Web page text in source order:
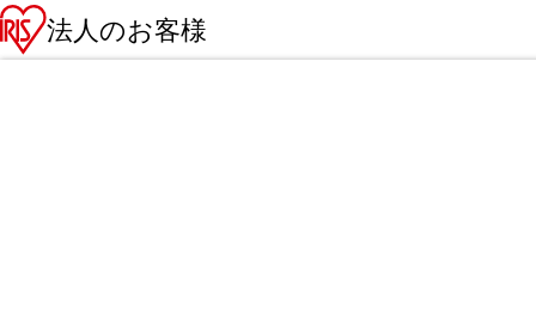
法人のお客様